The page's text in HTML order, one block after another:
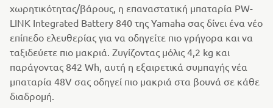
χωρητικότητας/βάρους, η επαναστατική μπαταρία PW-
LINK Integrated Battery 840 της Yamaha σας δίνει ένα νέο
επίπεδο ελευθερίας για να οδηγείτε πιο γρήγορα και να
ταξιδεύετε πιο μακριά. Ζυγίζοντας μόλις 4,2 kg και
παράγοντας 842 Wh, αυτή η εξαιρετικά συμπαγής νέα
μπαταρία 48V σας οδηγεί πιο μακριά στα βουνά σε κάθε
διαδρομή.